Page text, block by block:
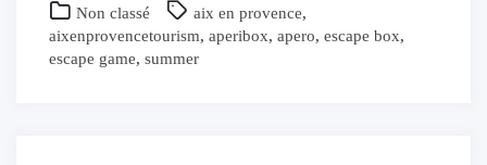
Non classé aix en provence,
aixenprovencetourism, aperibox, apero, escape box,
escape game, summer